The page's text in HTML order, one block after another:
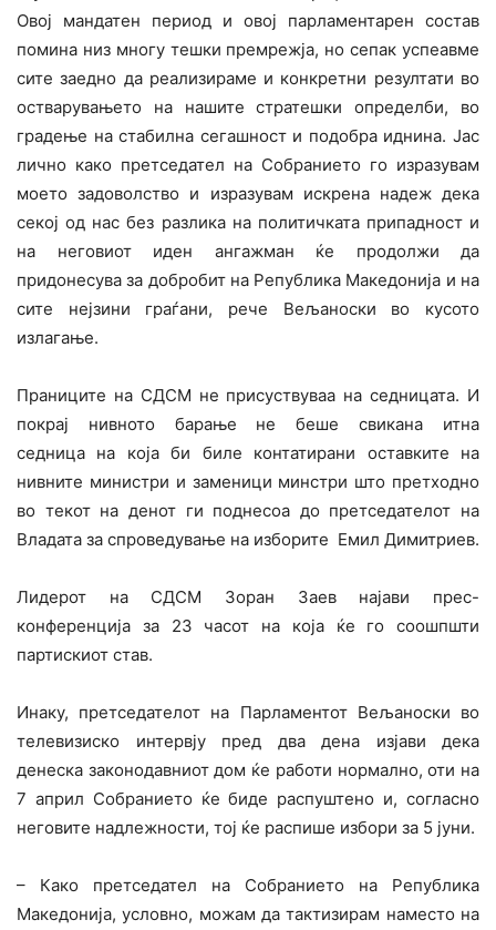
Овој мандатен период и овој парламентарен состав
помина низ многу тешки премрежја, но сепак успеавме
сите заедно да реализираме и конкретни резултати во
остварувањето на нашите стратешки определби, во
градење на стабилна сегашност и подобра иднина. Јас
лично како претседател на Собранието го изразувам
моето задоволство и изразувам искрена надеж дека
секој од нас без разлика на политичката припадност и
на неговиот иден ангажман ќе продолжи да
придонесува за добробит на Република Македонија и на
сите нејзини граѓани, рече Вељаноски во кусото
излагање.
Праниците на СДСМ не присуствуваа на седницата. И
покрај нивното барање не беше свикана итна
седница на која би биле контатирани оставките на
нивните министри и заменици минстри што претходно
во текот на денот ги поднесоа до претседателот на
Владата за спроведување на изборите Емил Димитриев.
Лидерот на СДСМ Зоран Заев најави прес-
конференција за 23 часот на која ќе го соошпшти
партискиот став.
Инаку, претседателот на Парламентот Вељаноски во
телевизиско интервју пред два дена изјави дека
денеска законодавниот дом ќе работи нормално, оти на
7 април Собранието ќе биде распуштено и, согласно
неговите надлежности, тој ќе распише избори за 5 јуни.
– Како претседател на Собранието на Република
Македонија, условно, можам да тактизирам наместо на